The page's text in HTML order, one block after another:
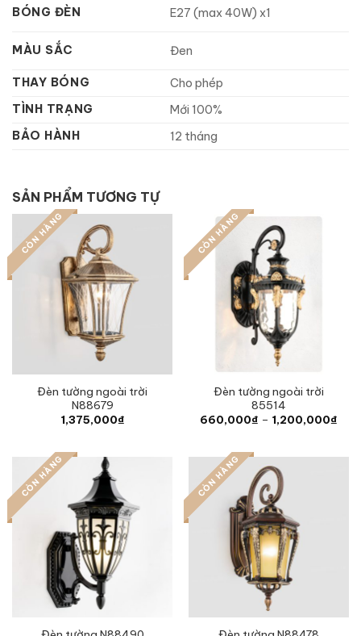
BÓNG ĐÈN E27 (max 40W) x1
MÀU SẮC Đen
THAY BÓNG
Cho phép
TÌNH TRẠNG
Mới 100%
BẢO HÀNH
12 tháng
SẢN PHẨM TƯƠNG TỰ
CÒN HÀNG
Đèn tường ngoài trời
N88679
1,375,000₫
CÒN HÀNG
Đèn tường ngoài trời
85514
660,000₫ – 1,200,000₫
CÒN HÀNG CÒN HÀNG